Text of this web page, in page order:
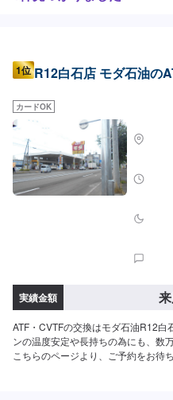
1位 R12白石店 モダ石油の
カードOK
実績金額
ATF・CVTFの交換はモダ石油R12白
ンの温度安定や長持ちの為にも、数
こちらのページより、ご予約をお待